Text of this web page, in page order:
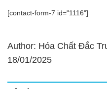
[contact-form-7 id="1116"]
Author: Hóa Chất Đắc
18/01/2025